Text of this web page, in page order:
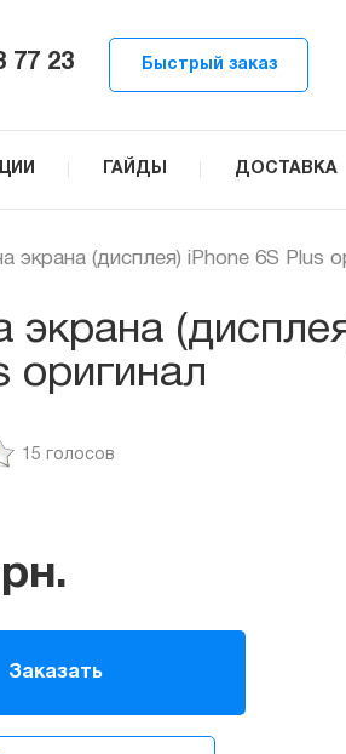
77 23 Быстрый заказ
ГАЙДЫ ДОСТАВКА
экрана (дисплея) iPhone 6S Plus
экрана
оригинал
15 голосов
Заказать